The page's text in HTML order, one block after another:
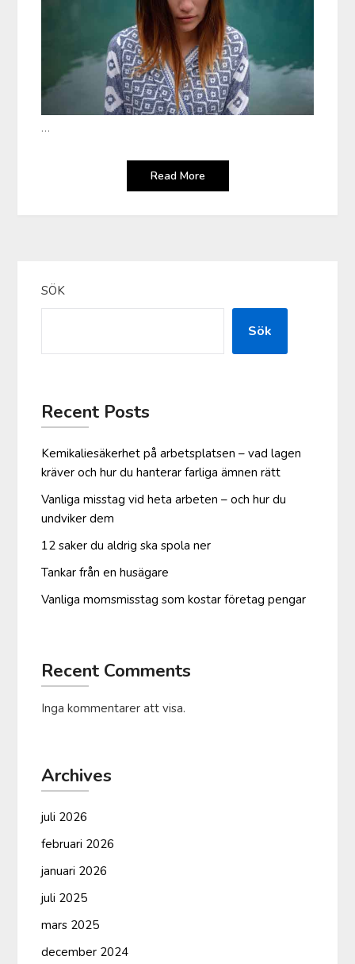
…
Read More
SÖK
Sök
Recent Posts
Kemikaliesäkerhet på arbetsplatsen – vad lagen
kräver och hur du hanterar farliga ämnen rätt
Vanliga misstag vid heta arbeten – och hur du
undviker dem
12 saker du aldrig ska spola ner
Tankar från en husägare
Vanliga moms­misstag som kostar företag pengar
Recent Comments
Inga kommentarer att visa.
Archives
juli 2026
februari 2026
januari 2026
juli 2025
mars 2025
december 2024